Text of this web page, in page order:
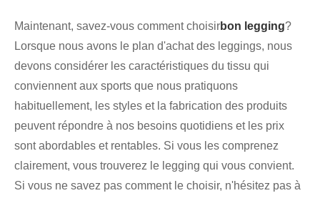
Maintenant, savez-vous comment choisirbon legging?
Lorsque nous avons le plan d'achat des leggings, nous
devons considérer les caractéristiques du tissu qui
conviennent aux sports que nous pratiquons
habituellement, les styles et la fabrication des produits
peuvent répondre à nos besoins quotidiens et les prix
sont abordables et rentables. Si vous les comprenez
clairement, vous trouverez le legging qui vous convient.
Si vous ne savez pas comment le choisir, n'hésitez pas à